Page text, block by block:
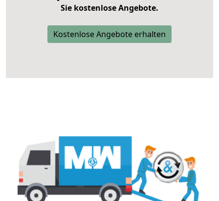
Sie kostenlose Angebote.
Kostenlose Angebote erhalten